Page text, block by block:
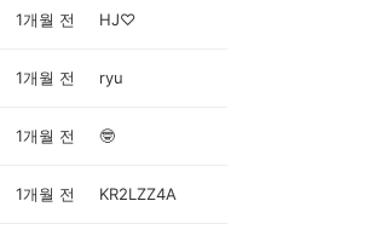
1개월 전 HJ♡
1개월 전 ryu
1개월 전 🤓
1개월 전 KR2LZZ4A